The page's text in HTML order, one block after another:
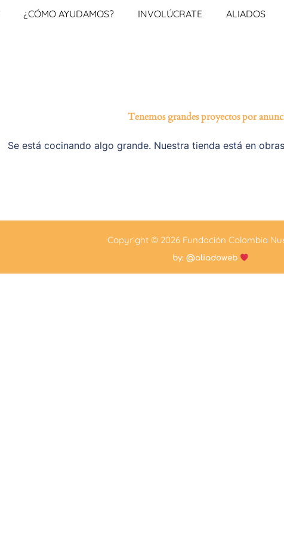
¿CÓMO AYUDAMOS? INVOLÚCRATE ALIADOS
Tenemos grandes proyectos por
Se está cocinando algo grande. Nuestra tienda está en
Copyright © 2026 Fundación Colombia
by: @aliadoweb